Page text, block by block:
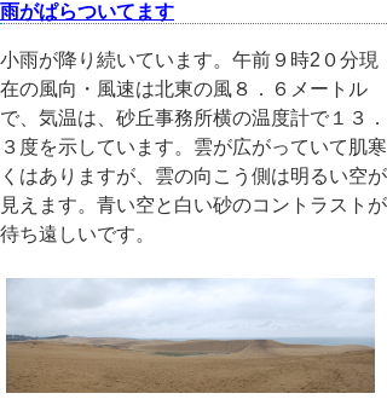
雨がぱらついてます
小雨が降り続いています。午前９時2０分現
在の風向・風速は北東の風８．６メートル
で、気温は、砂丘事務所横の温度計で１３．
３度を示しています。雲が広がっていて肌寒
くはありますが、雲の向こう側は明るい空が
見えます。青い空と白い砂のコントラストが
待ち遠しいです。